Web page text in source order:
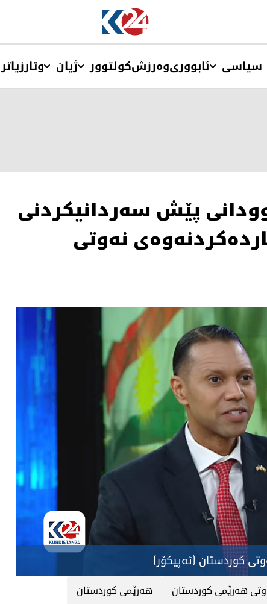
سیاسی ئابووریوەرزشکولتوور ژیان وتارزیاتر
پێش سه‌ردانیكردنی
نه‌وتی
كوردستان (ئه‌پیكۆر)
هه‌رێمی كوردستان هه‌رێمی كوردستان